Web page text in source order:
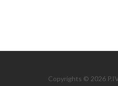
Copyrights © 2026